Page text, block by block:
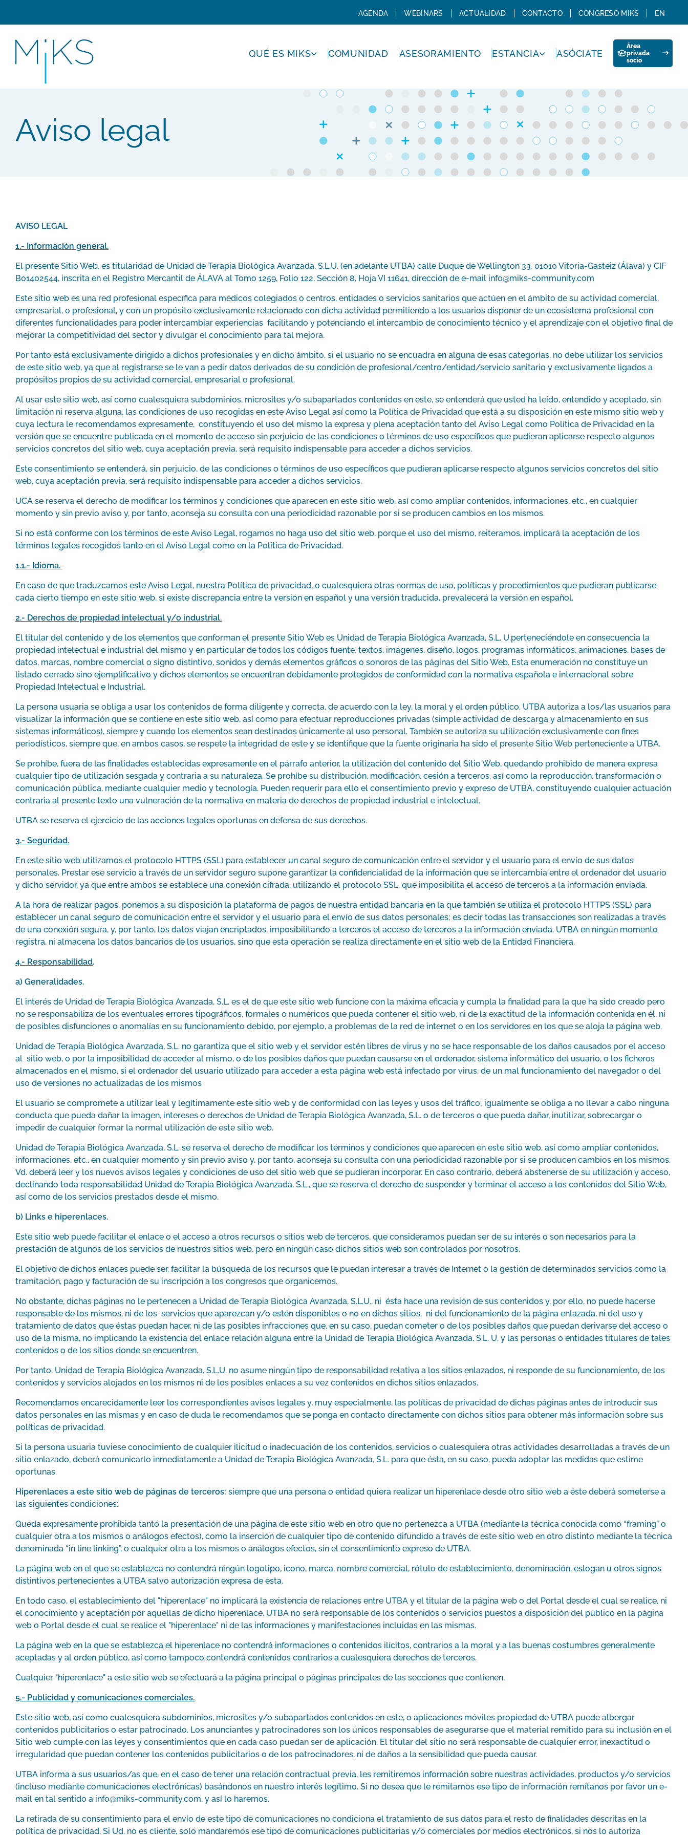
AGENDA WEBINARS ACTUALIDAD CONTACTO CONGRESO MIKS EN
QUÉ ES MIKS COMUNIDAD ASESORAMIENTO ESTANCIA ASÓCIATE
Área
privada
socio
Aviso legal
AVISO LEGAL
1.- Información general.
El presente Sitio Web, es titularidad de Unidad de Terapia Biológica Avanzada, S.L.U. (en adelante UTBA) calle Duque de Wellington 33, 01010 Vitoria-Gasteiz (Álava) y CIF
B01402544, inscrita en el Registro Mercantil de ÁLAVA al Tomo 1259, Folio 122, Sección 8, Hoja VI 11641, dirección de e-mail info@miks-community.com
Este sitio web es una red profesional específica para médicos colegiados o centros, entidades o servicios sanitarios que actúen en el ámbito de su actividad comercial,
empresarial, o profesional, y con un propósito exclusivamente relacionado con dicha actividad permitiendo a los usuarios disponer de un ecosistema profesional con
diferentes funcionalidades para poder intercambiar experiencias facilitando y potenciando el intercambio de conocimiento técnico y el aprendizaje con el objetivo final de
mejorar la competitividad del sector y divulgar el conocimiento para tal mejora.
Por tanto está exclusivamente dirigido a dichos profesionales y en dicho ámbito, si el usuario no se encuadra en alguna de esas categorías, no debe utilizar los servicios
de este sitio web, ya que al registrarse se le van a pedir datos derivados de su condición de profesional/centro/entidad/servicio sanitario y exclusivamente ligados a
propósitos propios de su actividad comercial, empresarial o profesional.
Al usar este sitio web, así como cualesquiera subdominios, microsites y/o subapartados contenidos en este, se entenderá que usted ha leído, entendido y aceptado, sin
limitación ni reserva alguna, las condiciones de uso recogidas en este Aviso Legal así como la Política de Privacidad que está a su disposición en este mismo sitio web y
cuya lectura le recomendamos expresamente, constituyendo el uso del mismo la expresa y plena aceptación tanto del Aviso Legal como Política de Privacidad en la
versión que se encuentre publicada en el momento de acceso sin perjuicio de las condiciones o términos de uso específicos que pudieran aplicarse respecto algunos
servicios concretos del sitio web, cuya aceptación previa, será requisito indispensable para acceder a dichos servicios.
Este consentimiento se entenderá, sin perjuicio, de las condiciones o términos de uso específicos que pudieran aplicarse respecto algunos servicios concretos del sitio
web, cuya aceptación previa, será requisito indispensable para acceder a dichos servicios.
UCA se reserva el derecho de modificar los términos y condiciones que aparecen en este sitio web, así como ampliar contenidos, informaciones, etc., en cualquier
momento y sin previo aviso y, por tanto, aconseja su consulta con una periodicidad razonable por si se producen cambios en los mismos.
Si no está conforme con los términos de este Aviso Legal, rogamos no haga uso del sitio web, porque el uso del mismo, reiteramos, implicará la aceptación de los
términos legales recogidos tanto en el Aviso Legal como en la Política de Privacidad.
1.1.- Idioma.
En caso de que traduzcamos este Aviso Legal, nuestra Política de privacidad, o cualesquiera otras normas de uso, políticas y procedimientos que pudieran publicarse
cada cierto tiempo en este sitio web, si existe discrepancia entre la versión en español y una versión traducida, prevalecerá la versión en español.
2.- Derechos de propiedad intelectual y/o industrial.
El titular del contenido y de los elementos que conforman el presente Sitio Web es Unidad de Terapia Biológica Avanzada, S.L. U.perteneciéndole en consecuencia la
propiedad intelectual e industrial del mismo y en particular de todos los códigos fuente, textos, imágenes, diseño, logos, programas informáticos, animaciones, bases de
datos, marcas, nombre comercial o signo distintivo, sonidos y demás elementos gráficos o sonoros de las páginas del Sitio Web. Esta enumeración no constituye un
listado cerrado sino ejemplificativo y dichos elementos se encuentran debidamente protegidos de conformidad con la normativa española e internacional sobre
Propiedad Intelectual e Industrial.
La persona usuaria se obliga a usar los contenidos de forma diligente y correcta, de acuerdo con la ley, la moral y el orden público. UTBA autoriza a los/las usuarios para
visualizar la información que se contiene en este sitio web, así como para efectuar reproducciones privadas (simple actividad de descarga y almacenamiento en sus
sistemas informáticos), siempre y cuando los elementos sean destinados únicamente al uso personal. También se autoriza su utilización exclusivamente con fines
periodísticos, siempre que, en ambos casos, se respete la integridad de este y se identifique que la fuente originaria ha sido el presente Sitio Web perteneciente a UTBA.
Se prohíbe, fuera de las finalidades establecidas expresamente en el párrafo anterior, la utilización del contenido del Sitio Web, quedando prohibido de manera expresa
cualquier tipo de utilización sesgada y contraria a su naturaleza. Se prohíbe su distribución, modificación, cesión a terceros, así como la reproducción, transformación o
comunicación pública, mediante cualquier medio y tecnología. Pueden requerir para ello el consentimiento previo y expreso de UTBA, constituyendo cualquier actuación
contraria al presente texto una vulneración de la normativa en materia de derechos de propiedad industrial e intelectual.
UTBA se reserva el ejercicio de las acciones legales oportunas en defensa de sus derechos.
3.- Seguridad.
En este sitio web utilizamos el protocolo HTTPS (SSL) para establecer un canal seguro de comunicación entre el servidor y el usuario para el envío de sus datos
personales. Prestar ese servicio a través de un servidor seguro supone garantizar la confidencialidad de la información que se intercambia entre el ordenador del usuario
y dicho servidor, ya que entre ambos se establece una conexión cifrada, utilizando el protocolo SSL, que imposibilita el acceso de terceros a la información enviada.
A la hora de realizar pagos, ponemos a su disposición la plataforma de pagos de nuestra entidad bancaria en la que también se utiliza el protocolo HTTPS (SSL) para
establecer un canal seguro de comunicación entre el servidor y el usuario para el envío de sus datos personales; es decir todas las transacciones son realizadas a través
de una conexión segura, y, por tanto, los datos viajan encriptados, imposibilitando a terceros el acceso de terceros a la información enviada. UTBA en ningún momento
registra, ni almacena los datos bancarios de los usuarios, sino que esta operación se realiza directamente en el sitio web de la Entidad Financiera.
4.- Responsabilidad.
a) Generalidades.
El interés de Unidad de Terapia Biológica Avanzada, S.L. es el de que este sitio web funcione con la máxima eficacia y cumpla la finalidad para la que ha sido creado pero
no se responsabiliza de los eventuales errores tipográficos, formales o numéricos que pueda contener el sitio web, ni de la exactitud de la información contenida en él, ni
de posibles disfunciones o anomalías en su funcionamiento debido, por ejemplo, a problemas de la red de internet o en los servidores en los que se aloja la página web.
Unidad de Terapia Biológica Avanzada, S.L. no garantiza que el sitio web y el servidor estén libres de virus y no se hace responsable de los daños causados por el acceso
al sitio web, o por la imposibilidad de acceder al mismo, o de los posibles daños que puedan causarse en el ordenador, sistema informático del usuario, o los ficheros
almacenados en el mismo, si el ordenador del usuario utilizado para acceder a esta página web está infectado por virus, de un mal funcionamiento del navegador o del
uso de versiones no actualizadas de los mismos
El usuario se compromete a utilizar leal y legítimamente este sitio web y de conformidad con las leyes y usos del tráfico; igualmente se obliga a no llevar a cabo ninguna
conducta que pueda dañar la imagen, intereses o derechos de Unidad de Terapia Biológica Avanzada, S.L. o de terceros o que pueda dañar, inutilizar, sobrecargar o
impedir de cualquier formar la normal utilización de este sitio web.
Unidad de Terapia Biológica Avanzada, S.L. se reserva el derecho de modificar los términos y condiciones que aparecen en este sitio web, así como ampliar contenidos,
informaciones, etc., en cualquier momento y sin previo aviso y, por tanto, aconseja su consulta con una periodicidad razonable por si se producen cambios en los mismos.
Vd. deberá leer y los nuevos avisos legales y condiciones de uso del sitio web que se pudieran incorporar. En caso contrario, deberá abstenerse de su utilización y acceso,
declinando toda responsabilidad Unidad de Terapia Biológica Avanzada, S.L., que se reserva el derecho de suspender y terminar el acceso a los contenidos del Sitio Web,
así como de los servicios prestados desde el mismo.
b) Links e hiperenlaces.
Este sitio web puede facilitar el enlace o el acceso a otros recursos o sitios web de terceros, que consideramos puedan ser de su interés o son necesarios para la
prestación de algunos de los servicios de nuestros sitios web, pero en ningún caso dichos sitios web son controlados por nosotros.
El objetivo de dichos enlaces puede ser, facilitar la búsqueda de los recursos que le puedan interesar a través de Internet o la gestión de determinados servicios como la
tramitación, pago y facturación de su inscripción a los congresos que organicemos.
No obstante, dichas páginas no le pertenecen a Unidad de Terapia Biológica Avanzada, S.L.U., ni ésta hace una revisión de sus contenidos y, por ello, no puede hacerse
responsable de los mismos, ni de los servicios que aparezcan y/o estén disponibles o no en dichos sitios, ni del funcionamiento de la página enlazada, ni del uso y
tratamiento de datos que éstas puedan hacer, ni de las posibles infracciones que, en su caso, puedan cometer o de los posibles daños que puedan derivarse del acceso o
uso de la misma, no implicando la existencia del enlace relación alguna entre la Unidad de Terapia Biológica Avanzada, S.L. U. y las personas o entidades titulares de tales
contenidos o de los sitios donde se encuentren.
Por tanto, Unidad de Terapia Biológica Avanzada, S.L.U. no asume ningún tipo de responsabilidad relativa a los sitios enlazados, ni responde de su funcionamiento, de los
contenidos y servicios alojados en los mismos ni de los posibles enlaces a su vez contenidos en dichos sitios enlazados.
Recomendamos encarecidamente leer los correspondientes avisos legales y, muy especialmente, las políticas de privacidad de dichas páginas antes de introducir sus
datos personales en las mismas y en caso de duda le recomendamos que se ponga en contacto directamente con dichos sitios para obtener más información sobre sus
políticas de privacidad.
Si la persona usuaria tuviese conocimiento de cualquier ilicitud o inadecuación de los contenidos, servicios o cualesquiera otras actividades desarrolladas a través de un
sitio enlazado, deberá comunicarlo inmediatamente a Unidad de Terapia Biológica Avanzada, S.L. para que ésta, en su caso, pueda adoptar las medidas que estime
oportunas.
Hiperenlaces a este sitio web de páginas de terceros: siempre que una persona o entidad quiera realizar un hiperenlace desde otro sitio web a éste deberá someterse a
las siguientes condiciones:
Queda expresamente prohibida tanto la presentación de una página de este sitio web en otro que no pertenezca a UTBA (mediante la técnica conocida como “framing” o
cualquier otra a los mismos o análogos efectos), como la inserción de cualquier tipo de contenido difundido a través de este sitio web en otro distinto mediante la técnica
denominada “in line linking”, o cualquier otra a los mismos o análogos efectos, sin el consentimiento expreso de UTBA.
La página web en el que se establezca no contendrá ningún logotipo, icono, marca, nombre comercial, rótulo de establecimiento, denominación, eslogan u otros signos
distintivos pertenecientes a UTBA salvo autorización expresa de ésta.
En todo caso, el establecimiento del "hiperenlace" no implicará la existencia de relaciones entre UTBA y el titular de la página web o del Portal desde el cual se realice, ni
el conocimiento y aceptación por aquellas de dicho hiperenlace. UTBA no será responsable de los contenidos o servicios puestos a disposición del público en la página
web o Portal desde el cual se realice el "hiperenlace" ni de las informaciones y manifestaciones incluidas en las mismas.
La página web en la que se establezca el hiperenlace no contendrá informaciones o contenidos ilícitos, contrarios a la moral y a las buenas costumbres generalmente
aceptadas y al orden público, así como tampoco contendrá contenidos contrarios a cualesquiera derechos de terceros.
Cualquier "hiperenlace" a este sitio web se efectuará a la página principal o páginas principales de las secciones que contienen.
5.- Publicidad y comunicaciones comerciales.
Este sitio web, así como cualesquiera subdominios, microsites y/o subapartados contenidos en este, o aplicaciones móviles propiedad de UTBA puede albergar
contenidos publicitarios o estar patrocinado. Los anunciantes y patrocinadores son los únicos responsables de asegurarse que el material remitido para su inclusión en el
Sitio web cumple con las leyes y consentimientos que en cada caso puedan ser de aplicación. El titular del sitio no será responsable de cualquier error, inexactitud o
irregularidad que puedan contener los contenidos publicitarios o de los patrocinadores, ni de daños a la sensibilidad que pueda causar.
UTBA informa a sus usuarios/as que, en el caso de tener una relación contractual previa, les remitiremos información sobre nuestras actividades, productos y/o servicios
(incluso mediante comunicaciones electrónicas) basándonos en nuestro interés legítimo. Si no desea que le remitamos ese tipo de información remítanos por favor un e-
mail en tal sentido a info@miks-community.com, y así lo haremos.
La retirada de su consentimiento para el envío de este tipo de comunicaciones no condiciona el tratamiento de sus datos para el resto de finalidades descritas en la
política de privacidad. Si Ud. no es cliente, solo mandaremos ese tipo de comunicaciones publicitarias y/o comerciales por medios electrónicos, si nos lo autoriza